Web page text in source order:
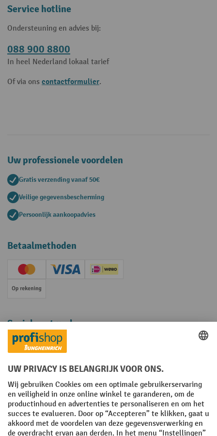
Service hotline
Ondersteuning en advies bij:
088 900 8800
In heel Nederland lokaal tarief
Of via ons contactformulier.
Uw professionele voordelen
Gratis verzending vanaf 50€
Veilige gegevensbescherming
Persoonlijk aankoopadvies
Betaalmethoden
Creditcard (Master)Creditcard (Visa)iDEAL | Wero
Op rekening
Sociale netwerken
Facebook
YouTube
LinkedInInstagram
Algemene leveringsvoorwaarden Copyright
Privacyverklaring Privacy Instellingen
All prices excl. VAT plusshipping costs and possible delivery charges,